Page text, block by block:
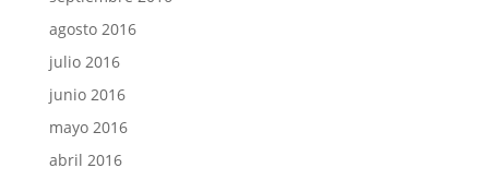
agosto 2016
julio 2016
junio 2016
mayo 2016
abril 2016